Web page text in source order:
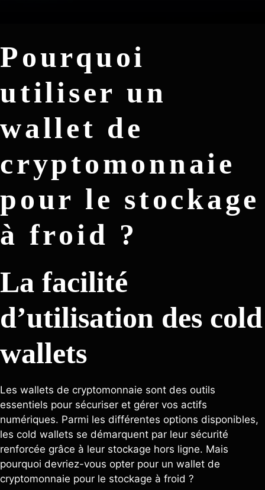
Pourquoi
utiliser un
wallet de
cryptomonnaie
pour le stockage
à froid ?
La facilité
d’utilisation des cold
wallets
Les wallets de cryptomonnaie sont des outils
essentiels pour sécuriser et gérer vos actifs
numériques. Parmi les différentes options disponibles,
les cold wallets se démarquent par leur sécurité
renforcée grâce à leur stockage hors ligne. Mais
pourquoi devriez-vous opter pour un wallet de
cryptomonnaie pour le stockage à froid ?